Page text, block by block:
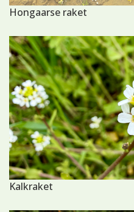
Hongaarse raket
Kalkraket